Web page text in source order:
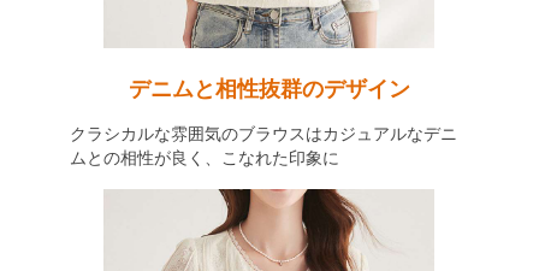
デニムと相性抜群のデザイン
クラシカルな雰囲気のブラウスはカジュアルなデニ
ムとの相性が良く、こなれた印象に